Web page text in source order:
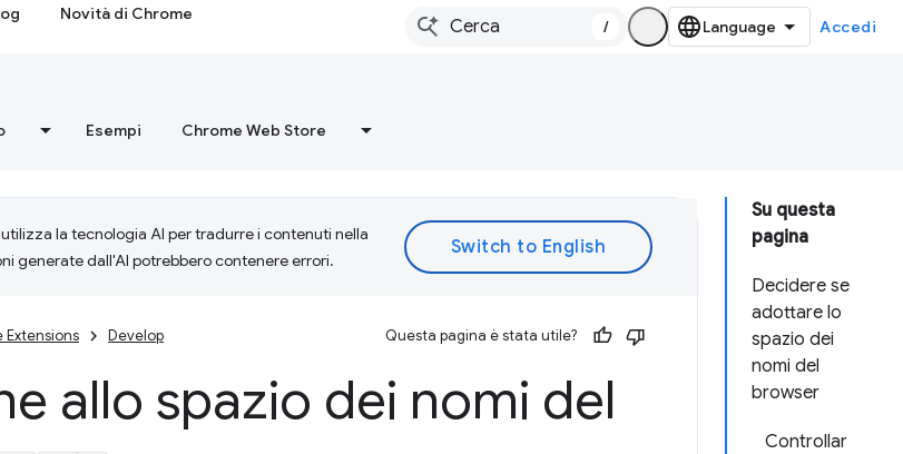
Novità di Chrome
/ Accedi
Esempi Chrome Web Store
Su questa
pagina
Decidere se
adottare lo
spazio dei
nomi del
browser
Controllar
la tecnologia AI per tradurre i contenuti nella
generate dall'AI potrebbero contenere errori.
Extensions Develop Questa pagina è stata utile?
allo spazio dei nomi del